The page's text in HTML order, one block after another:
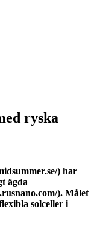
ryska
) har
ägda
). Målet
solceller i